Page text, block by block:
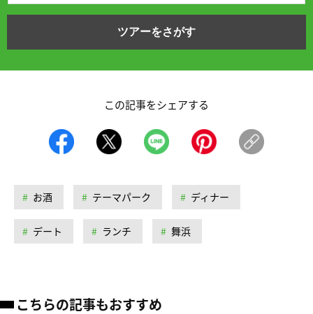
ツアーをさがす
この記事をシェアする
お酒 テーマパーク ディナー
デート ランチ 舞浜
こちらの記事もおすすめ